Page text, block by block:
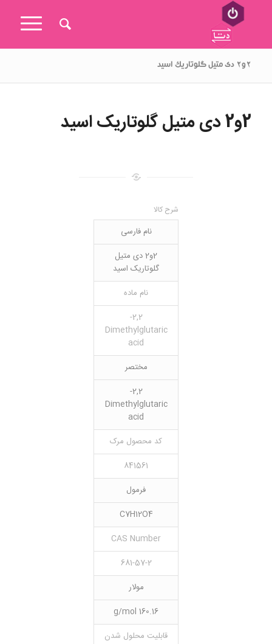
۲و۲ دی متیل گلوتاریک اسید
2و2 دی متیل گلوتاریک اسید
شرح کالا
نام فارسی
2و2 دی متیل
گلوتاریک اسید
نام ماده
2,2-
Dimethylglutaric
acid
مختصر
2,2-
Dimethylglutaric
acid
کد محصول مرک
841561
فرمول
C7H12O4
CAS Number
681-57-2
مولار
160.16 g/mol
قابلیت محلول شدن